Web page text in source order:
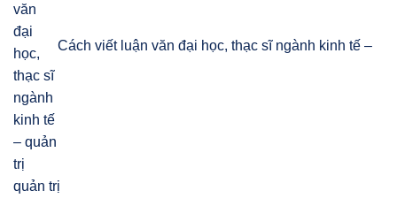
Cách viết luận văn đại học, thạc sĩ ngành kinh tế –
quản trị